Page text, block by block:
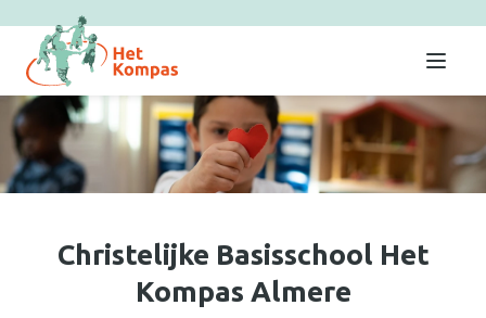
Menu
Christelijke Basisschool Het
Kompas Almere